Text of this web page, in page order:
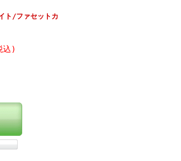
ト/ファセットカ
込)